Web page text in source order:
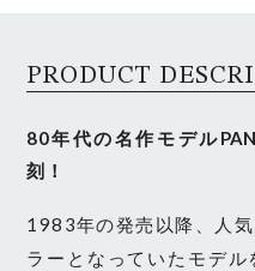
PRODUCT
80年代の名作モデル
刻！
1983年の発売以降、人
ラーとなっていたモデ